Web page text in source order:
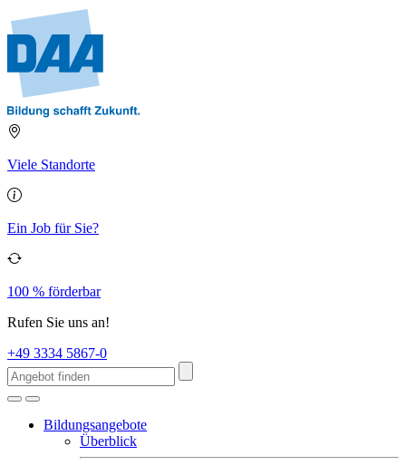
Viele Standorte
Ein Job für Sie?
100 % förderbar
Rufen Sie uns an!
+49 3334 5867-0
Bildungsangebote
Überblick